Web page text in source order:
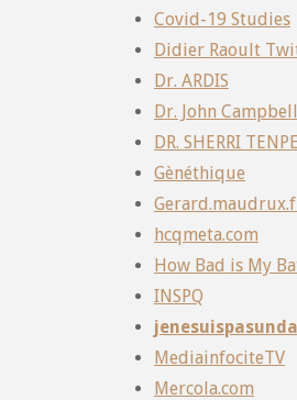
Covid-19 Studies
Didier Raoult
Dr. ARDIS
Dr. John Campbell
DR. SHERRI
Gènéthique
hcqmeta.com
How Bad is My
INSPQ
MediainfociteTV
Mercola.com